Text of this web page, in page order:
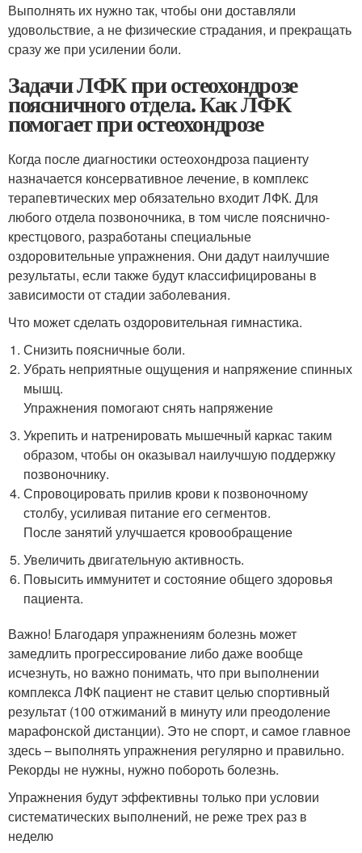
Выполнять их нужно так, чтобы они доставляли
удовольствие, а не физические страдания, и прекращать
сразу же при усилении боли.
Задачи ЛФК при остеохондрозе
поясничного отдела. Как ЛФК
помогает при остеохондрозе
Когда после диагностики остеохондроза пациенту
назначается консервативное лечение, в комплекс
терапевтических мер обязательно входит ЛФК. Для
любого отдела позвоночника, в том числе пояснично-
крестцового, разработаны специальные
оздоровительные упражнения. Они дадут наилучшие
результаты, если также будут классифицированы в
зависимости от стадии заболевания.
Что может сделать оздоровительная гимнастика.
Снизить поясничные боли.
Убрать неприятные ощущения и напряжение спинных
мышц.
Упражнения помогают снять напряжение
Укрепить и натренировать мышечный каркас таким
образом, чтобы он оказывал наилучшую поддержку
позвоночнику.
Спровоцировать прилив крови к позвоночному
столбу, усиливая питание его сегментов.
После занятий улучшается кровообращение
Увеличить двигательную активность.
Повысить иммунитет и состояние общего здоровья
пациента.
Важно! Благодаря упражнениям болезнь может
замедлить прогрессирование либо даже вообще
исчезнуть, но важно понимать, что при выполнении
комплекса ЛФК пациент не ставит целью спортивный
результат (100 отжиманий в минуту или преодоление
марафонской дистанции). Это не спорт, и самое главное
здесь – выполнять упражнения регулярно и правильно.
Рекорды не нужны, нужно побороть болезнь.
Упражнения будут эффективны только при условии
систематических выполнений, не реже трех раз в
неделю